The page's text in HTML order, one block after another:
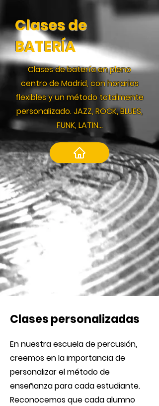
Clases de
BATERÍA
Clases de batería en pleno
centro de Madrid, con horarios
flexibles y un método totalmente
personalizado. JAZZ, ROCK, BLUES,
FUNK, LATIN...
Clases personalizadas
En nuestra escuela de percusión,
creemos en la importancia de
personalizar el método de
enseñanza para cada estudiante.
Reconocemos que cada alumno